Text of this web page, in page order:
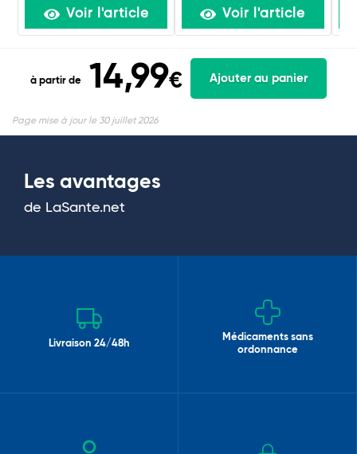
Voir l'article Voir l'article
à partir de 14,99€ Ajouter au panier
Page mise à jour le 30 juillet 2026
Les avantages
de LaSante.net
Livraison 24/48h
Médicaments sans
ordonnance